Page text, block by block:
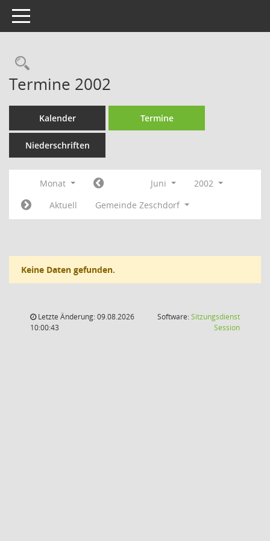
Toggle navigation
Rechercheauswahl
Termine 2002
Kalender Termine
Niederschriften
Monat Juni
2002
Aktuell
Gemeinde Zeschdorf
Keine Daten gefunden.
Letzte Änderung: 09.08.2026
10:00:43
Software:Sitzungsdienst
Session(Wird in